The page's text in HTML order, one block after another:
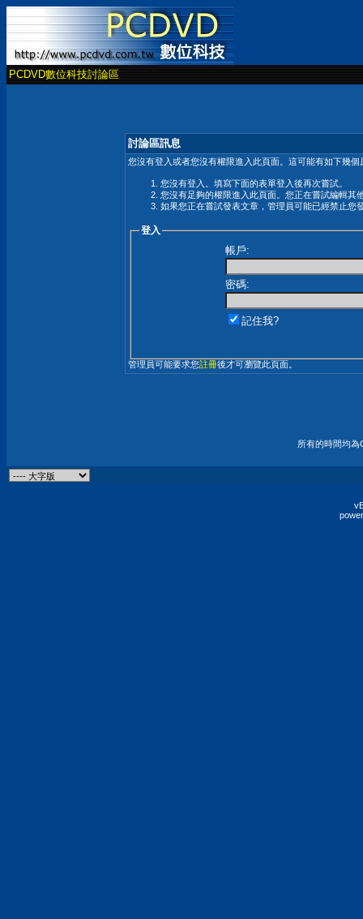
PCDVD數位科技討論區
討論區訊息
您沒有登入或者您沒有權限進入此頁面。這可能有如下幾個
您沒有登入。填寫下面的表單登入後再次嘗試。
您沒有足夠的權限進入此頁面。您正在嘗試編輯其
如果您正在嘗試發表文章，管理員可能已經禁止您
登入
帳戶:
密碼:
記住我?
管理員可能要求您註冊後才可瀏覽此頁面。
所有的時間均為